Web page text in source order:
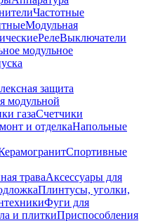
Частотные
Модульная
РелеВыключатели
модульное
защита
модульной
газаСчетчики
и отделкаНапольные
Спортивные
траваАксессуары для
Плинтусы, уголки,
Фуги для
и плиткиПриспособления